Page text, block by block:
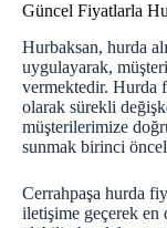
Güncel Fiyatlarla
Hurbaksan, hurda
uygulayarak,
vermektedir. Hurda
olarak sürekli
müşterilerimize
sunmak birinci
Cerrahpaşa hurda
iletişime geçerek